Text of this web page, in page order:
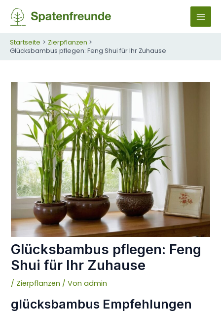
Inhalt
springen
M
N
Startseite
Zierpflanzen
Glücksbambus pflegen: Feng Shui für Ihr Zuhause
Glücksbambus pflegen: Feng
Shui für Ihr Zuhause
/ Zierpflanzen / Vonadmin
glücksbambus Empfehlungen